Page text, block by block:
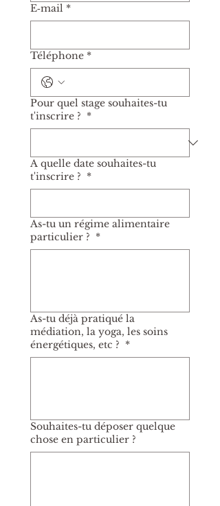
E‑mail *
Téléphone *
Pour quel stage souhaites-tu
t'inscrire ? *
A quelle date souhaites-tu
t'inscrire ? *
As-tu un régime alimentaire
particulier ? *
As-tu déjà pratiqué la
médiation, la yoga, les soins
énergétiques, etc ? *
Souhaites-tu déposer quelque
chose en particulier ?